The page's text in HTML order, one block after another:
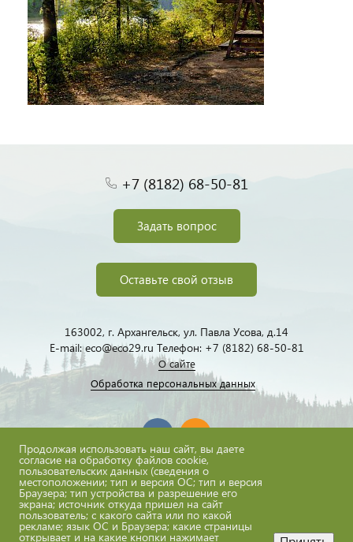
+7 (8182) 68-50-81
Задать вопрос
Оставьте свой отзыв
163002, г. Архангельск, ул. Павла Усова, д.14
E-mail: eco@eco29.ru Телефон: +7 (8182) 68-50-81
О сайте
Обработка персональных данных
eco@eco29.ru
Продолжая использовать наш сайт, вы даете
согласие на обработку файлов cookie,
пользовательских данных (сведения о
местоположении; тип и версия ОС; тип и версия
Браузера; тип устройства и разрешение его
экрана; источник откуда пришел на сайт
пользователь; с какого сайта или по какой
рекламе; язык ОС и Браузера; какие страницы
открывает и на какие кнопки нажимает